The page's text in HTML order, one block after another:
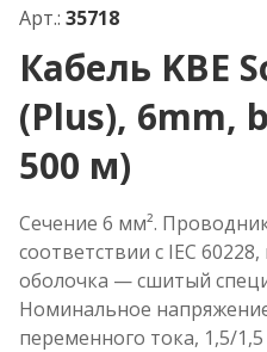
Арт.: 35718
Кабель KBE
(Plus), 6mm,
500 м)
Сечение 6 мм².
соответствии с IEC
оболочка — сшитый
Номинальное
переменного тока, 1,5/